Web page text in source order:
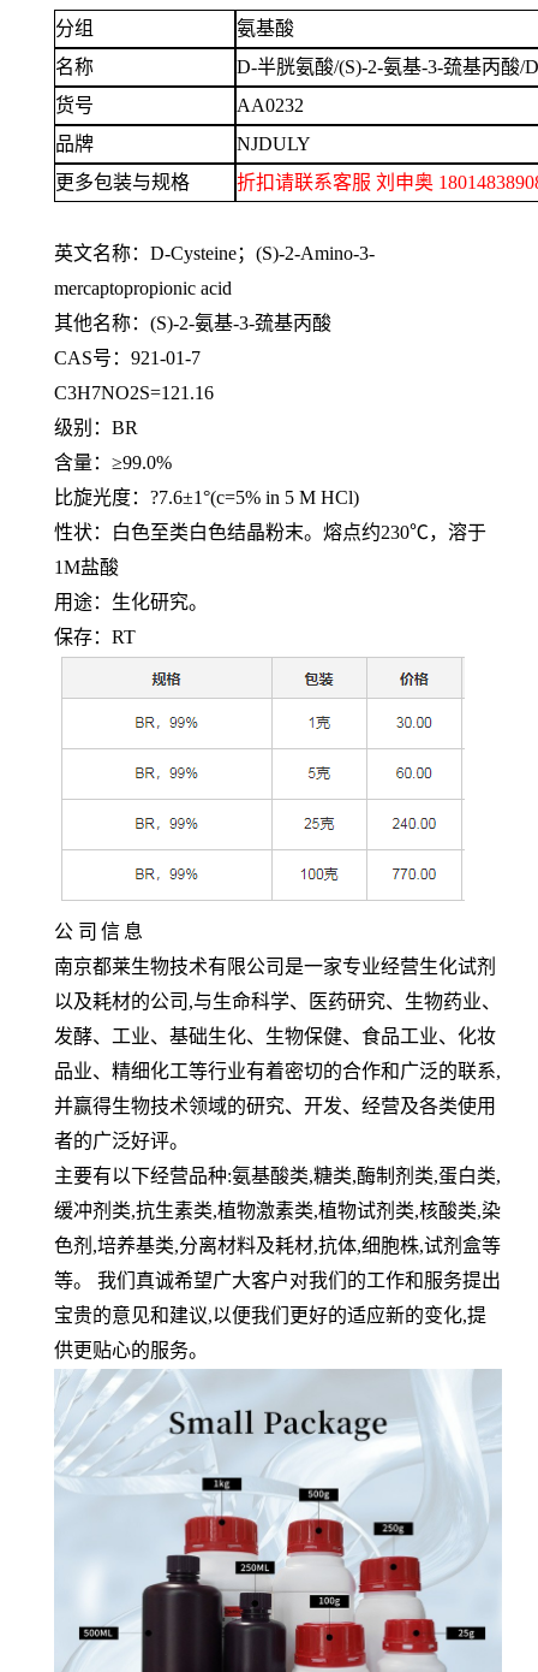
分组
氨基酸
名称
D-半胱氨酸/(S)-2-氨基-3-巯基丙酸/
货号
AA0232
品牌
NJDULY
更多包装与规格
折扣请联系客服 刘申奥
英文名称： D-Cysteine；(S)-2-Amino-3-
mercaptopropionic acid
其他名称： (S)-2-氨基-3-巯基丙酸
CAS号：921-01-7
C3H7NO2S=121.16
级别： BR
含量： ≥99.0%
比旋光度： ?7.6±1°(c=5% in 5 M HCl)
性状：白色至类白色结晶粉末。熔点约230℃，溶于
1M盐酸
用途：生化研究。
保存： RT
公 司 信 息
南京都莱生物技术有限公司是一家专业经营生化试剂
以及耗材的公司,与生命科学、医药研究、生物药业、
发酵、工业、基础生化、生物保健、食品工业、化妆
品业、精细化工等行业有着密切的合作和广泛的联系,
并赢得生物技术领域的研究、开发、经营及各类使用
者的广泛好评。
主要有以下经营品种:氨基酸类,糖类,酶制剂类,蛋白类,
缓冲剂类,抗生素类,植物激素类,植物试剂类,核酸类,染
色剂,培养基类,分离材料及耗材,抗体,细胞株,试剂盒等
等。 我们真诚希望广大客户对我们的工作和服务提出
宝贵的意见和建议,以便我们更好的适应新的变化,提
供更贴心的服务。